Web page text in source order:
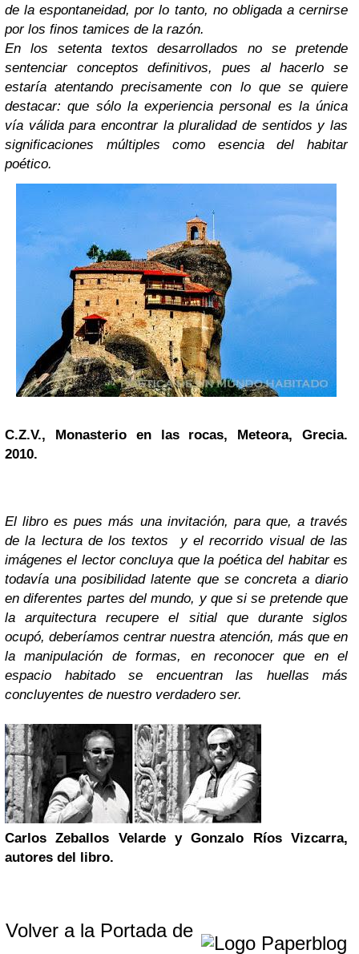
de la espontaneidad, por lo tanto, no obligada a cernirse
por los finos tamices de la razón.
En los setenta textos desarrollados no se pretende
sentenciar conceptos definitivos, pues al hacerlo se
estaría atentando precisamente con lo que se quiere
destacar: que sólo la experiencia personal es la única
vía válida para encontrar la pluralidad de sentidos y las
significaciones múltiples como esencia del habitar
poético.
C.Z.V., Monasterio en las rocas, Meteora, Grecia.
2010.
El libro es pues más una invitación, para que, a través
de la lectura de los textos y el recorrido visual de las
imágenes el lector concluya que la poética del habitar es
todavía una posibilidad latente que se concreta a diario
en diferentes partes del mundo, y que si se pretende que
la arquitectura recupere el sitial que durante siglos
ocupó, deberíamos centrar nuestra atención, más que en
la manipulación de formas, en reconocer que en el
espacio habitado se encuentran las huellas más
concluyentes de nuestro verdadero ser.
Carlos Zeballos Velarde y Gonzalo Ríos Vizcarra,
autores del libro.
Volver a la Portada de